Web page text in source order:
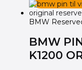
BMW
BMW
K1200